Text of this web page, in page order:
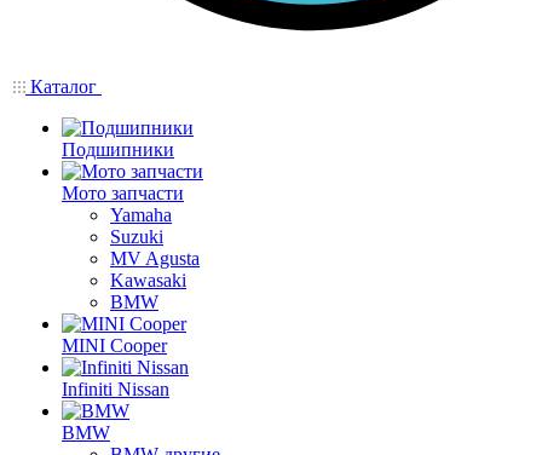
Каталог
Подшипники
Мото запчасти
Yamaha
Suzuki
MV Agusta
Kawasaki
BMW
MINI Cooper
Infiniti Nissan
BMW